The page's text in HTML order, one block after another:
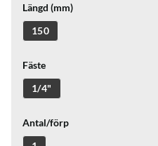
Längd (mm)
150
Fäste
1/4"
Antal/förp